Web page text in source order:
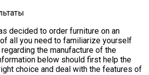
decided to order furniture on an
all you need to familiarize yourself
the manufacture of the
below should first help the
choice and deal with the features of